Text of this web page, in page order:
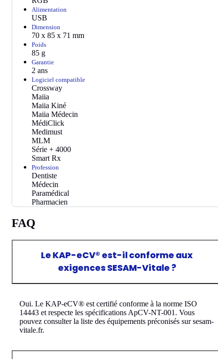
Alimentation
USB
Dimension
70 x 85 x 71 mm
Poids
85 g
Garantie
2 ans
Logiciel compatible
Crossway
Maiia
Maiia Kiné
Maiia Médecin
MédiClick
Medimust
MLM
Série + 4000
Smart Rx
Profession
Dentiste
Médecin
Paramédical
Pharmacien
FAQ
Le KAP-eCV® est-il conforme aux
exigences SESAM-Vitale ?
Oui. Le KAP-eCV® est certifié conforme à la norme ISO
14443 et respecte les spécifications ApCV-NT-001. Vous
pouvez consulter la liste des équipements préconisés sur sesam-
vitale.fr.